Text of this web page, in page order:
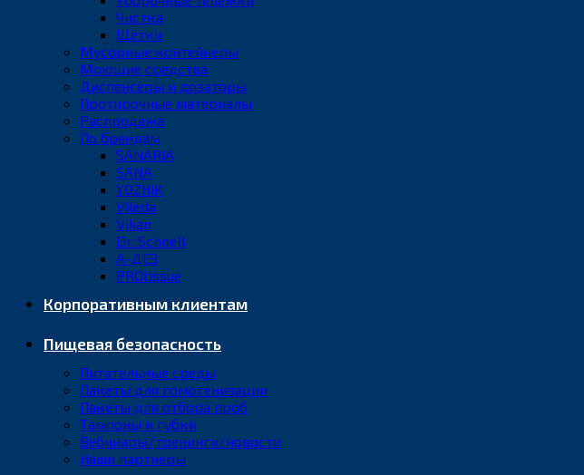
Чистка
Щётки
Мусорные контейнеры
Моющие средства
Диспенсеры и дозаторы
Протирочные материалы
Распродажа
По брендам
SANARIA
SANA
YOZHIK
Vileda
Vikan
Dr. Schnell
А-ДЕЗ
PROtissue
Корпоративным клиентам
Пищевая безопасность
Питательные среды
Пакеты для гомогенизации
Пакеты для отбора проб
Тампоны и губки
Вебинары/тренинги/новости
Наши партнеры